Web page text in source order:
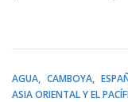
AGUA CAMBOYA
ASIA ORIENTAL Y EL